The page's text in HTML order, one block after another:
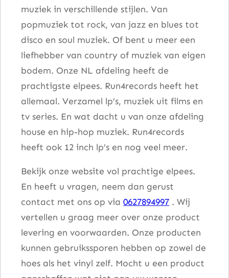
muziek in verschillende stijlen. Van
popmuziek tot rock, van jazz en blues tot
disco en soul muziek. Of bent u meer een
liefhebber van country of muziek van eigen
bodem. Onze NL afdeling heeft de
prachtigste elpees. Run4records heeft het
allemaal. Verzamel lp’s, muziek uit films en
tv series. En wat dacht u van onze afdeling
house en hip-hop muziek. Run4records
heeft ook 12 inch lp’s en nog veel meer.
Bekijk onze website vol prachtige elpees.
En heeft u vragen, neem dan gerust
contact met ons op via 0627894997 . Wij
vertellen u graag meer over onze product
levering en voorwaarden. Onze producten
kunnen gebruikssporen hebben op zowel de
hoes als het vinyl zelf. Mocht u een product